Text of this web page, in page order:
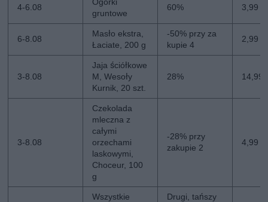
4-6.08
gruntowe
60% 3,99
6-8.08
Masło ekstra,
Łaciate, 200 g
-50% przy za
kupie 4
2,99
3-8.08
Jaja ściółkowe
M, Wesoły
Kurnik, 20 szt.
28% 14,99
3-8.08
Czekolada
mleczna z
całymi
orzechami
laskowymi,
Choceur, 100
g
-28% przy
zakupie 2
4,99
Wszystkie
Drugi, tańszy